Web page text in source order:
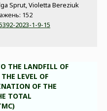
Sprut, Violetta Bereziuk
152
2023-1-9-15
THE LANDFILL OF
LEVEL OF
OF THE
TOTAL